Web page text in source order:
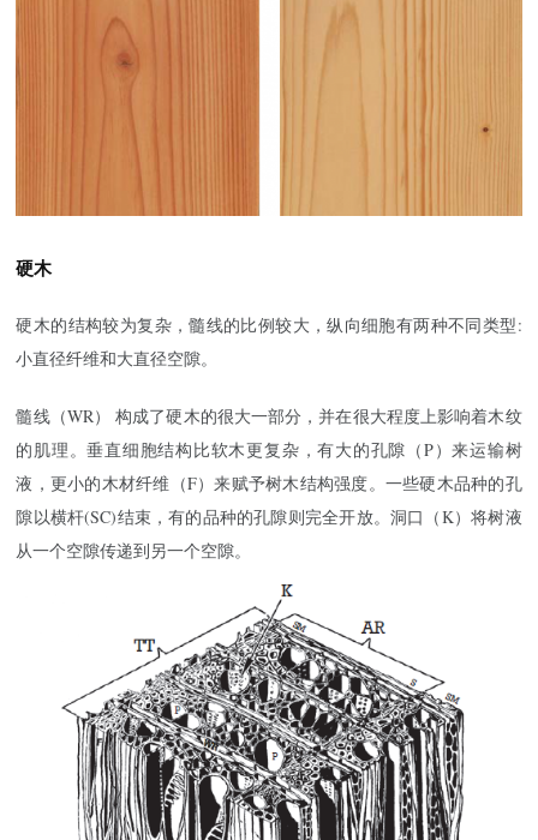
硬木
硬木的结构较为复杂，髓线的比例较大，纵向细胞有两种不同类型:
小直径纤维和大直径空隙。
髓线（WR） 构成了硬木的很大一部分，并在很大程度上影响着木纹
的肌理。垂直细胞结构比软木更复杂，有大的孔隙（P）来运输树
液，更小的木材纤维（F）来赋予树木结构强度。一些硬木品种的孔
隙以横杆(SC)结束，有的品种的孔隙则完全开放。洞口（K）将树液
从一个空隙传递到另一个空隙。